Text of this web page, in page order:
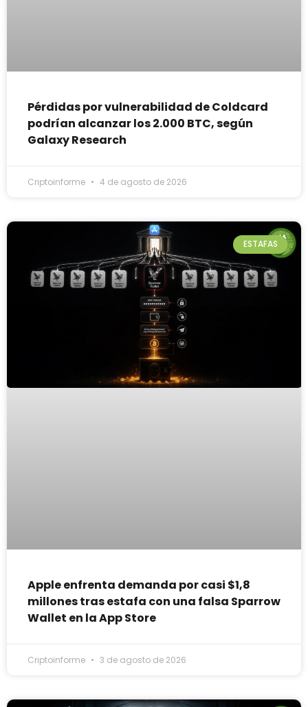
Pérdidas por vulnerabilidad de Coldcard
podrían alcanzar los 2.000 BTC, según
Galaxy Research
Criptoinforme 4 de agosto de 2026
ESTAFAS
Apple enfrenta demanda por casi $1,8
millones tras estafa con una falsa Sparrow
Wallet en la App Store
Criptoinforme 3 de agosto de 2026